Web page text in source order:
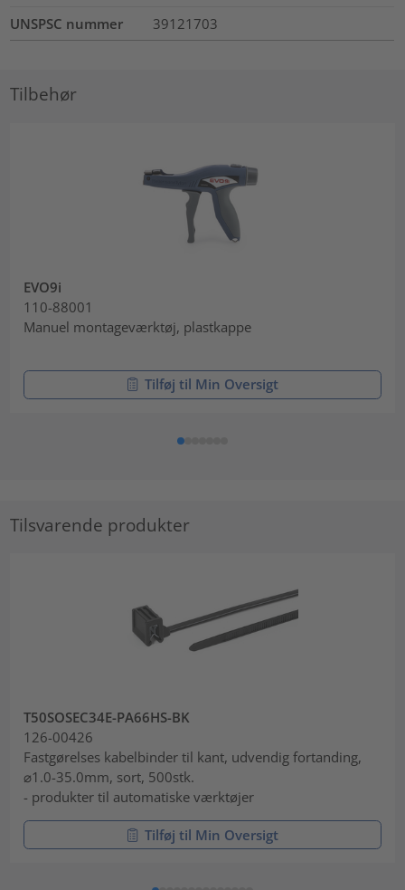
UNSPSC nummer
39121703
Tilbehør
EVO9i
110-88001
Manuel montageværktøj, plastkappe
Tilføj til Min Oversigt
Tilsvarende produkter
T50SOSEC34E-PA66HS-BK
126-00426
Fastgørelses kabelbinder til kant, udvendig fortanding,
⌀1.0-35.0mm, sort, 500stk.
- produkter til automatiske værktøjer
Tilføj til Min Oversigt